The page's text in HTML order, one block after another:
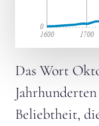
Das Wort
Beliebtheit,